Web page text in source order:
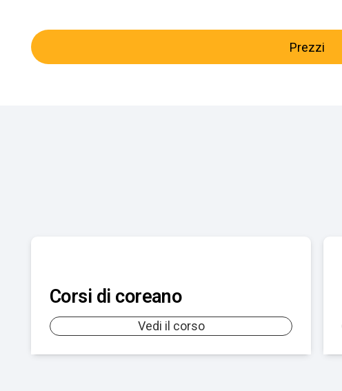
Prezzi
Corsi di coreano
Vedi il corso